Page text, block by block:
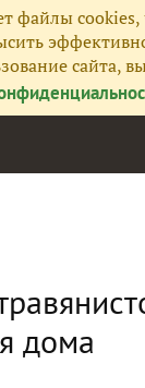
файлы
сайта,
дома